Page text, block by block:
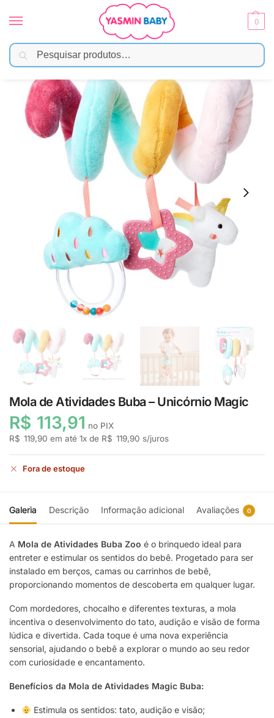
0
Início Brinquedos / Atividades Sensoriais
Mola de Atividades Buba – Unicórnio Magic
R$ 113,91 no PIX
R$ 119,90 em até 1x de R$ 119,90 s/juros
Fora de estoque
Galeria Descrição Informação adicional Avaliações 0
A Mola de Atividades Buba Zoo é o brinquedo ideal para
entreter e estimular os sentidos do bebê. Progetado para ser
instalado em berços, camas ou carrinhos de bebê,
proporcionando momentos de descoberta em qualquer lugar.
Com mordedores, chocalho e diferentes texturas, a mola
incentiva o desenvolvimento do tato, audição e visão de forma
lúdica e divertida. Cada toque é uma nova experiência
sensorial, ajudando o bebê a explorar o mundo ao seu redor
com curiosidade e encantamento.
Benefícios da Mola de Atividades Magic Buba:
Estimula os sentidos: tato, audição e visão;